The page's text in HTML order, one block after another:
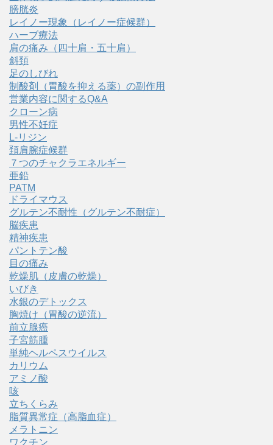
膀胱炎
レイノー現象（レイノー症候群）
ハーブ療法
肩の痛み（四十肩・五十肩）
斜頚
足のしびれ
制酸剤（胃酸を抑える薬）の副作用
営業内容に関するQ&A
クローン病
男性不妊症
L-リジン
頚肩腕症候群
７つのチャクラエネルギー
亜鉛
PATM
ドライマウス
グルテン不耐性（グルテン不耐症）
脳疾患
精神疾患
パントテン酸
目の痛み
乾燥肌（皮膚の乾燥）
いびき
水銀のデトックス
胸焼け（胃酸の逆流）
前立腺癌
子宮筋腫
単純ヘルペスウイルス
カリウム
アミノ酸
咳
立ちくらみ
脂質異常症（高脂血症）
メラトニン
ワクチン